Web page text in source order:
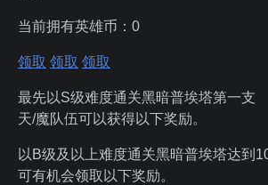
当前拥有英雄币： 0
领取 领取 领取
最先以S级难度通关黑暗普埃塔第一支
天/魔队伍可以获得以下奖励。
以B级及以上难度通关黑暗普埃塔达到
可有机会领取以下奖励。